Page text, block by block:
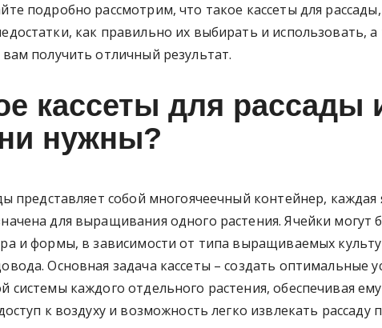
подробно рассмотрим, что такое кассеты для
как правильно их выбирать и использовать, а
получить отличный результат.
кассеты для рассады
нужны?
представляет собой многоячеечный контейнер, каждая
для выращивания одного растения. Ячейки могут
и формы, в зависимости от типа выращиваемых
Основная задача кассеты – создать оптимальные
системы каждого отдельного растения, обеспечивая
к воздуху и возможность легко извлекать рассаду